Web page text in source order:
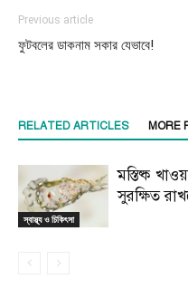
Previous article
ফুটবলের ডাকনাম সকার যেভাবে!
RELATED ARTICLES MORE
স্বাস্থ্য ও চিকিৎসা
মস্তিষ্ক
সুরক্ষিত